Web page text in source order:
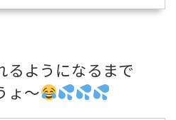
るようになるまで
ょ～